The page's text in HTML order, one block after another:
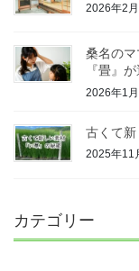
2026年2
桑名の
『畳』
2026年1
古くて
2025年11
カテゴリー